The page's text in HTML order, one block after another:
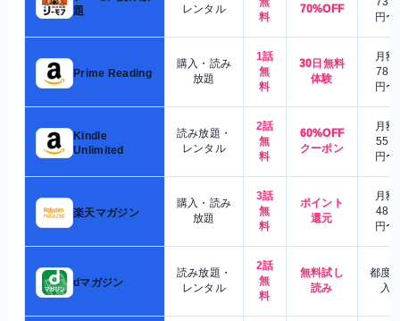
題
レンタル
料
70%OFF
円〜
Prime Reading
購入・読み
放題
1話
無
料
30日無料
体験
月額
780
円〜
Kindle
Unlimited
読み放題・
レンタル
2話
無
料
60%OFF
クーポン
月額
550
円〜
楽天マガジン
購入・読み
放題
3話
無
料
ポイント
還元
月額
480
円〜
dマガジン
読み放題・
レンタル
2話
無
料
無料試し
読み
都度
入